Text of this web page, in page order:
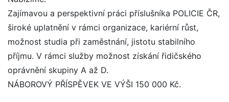
Zajímavou a perspektivní práci příslušníka POLICIE ČR,
široké uplatnění v rámci organizace, kariérní růst,
možnost studia při zaměstnání, jistotu stabilního
příjmu. V rámci služby možnost získání řidičského
oprávnění skupiny A až D.
NÁBOROVÝ PŘÍSPĚVEK VE VÝŠI 150 000 Kč.